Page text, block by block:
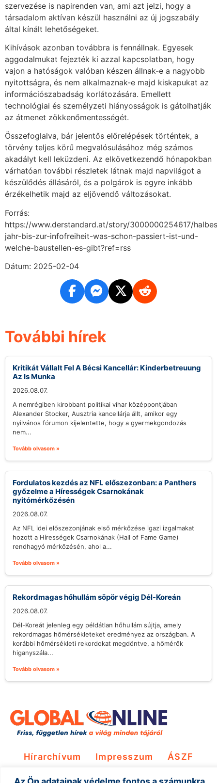
szervezése is napirenden van, ami azt jelzi, hogy a
társadalom aktívan készül használni az új jogszabály
által kínált lehetőségeket.
Kihívások azonban továbbra is fennállnak. Egyesek
aggodalmukat fejezték ki azzal kapcsolatban, hogy
vajon a hatóságok valóban készen állnak-e a nagyobb
nyitottságra, és nem alkalmaznak-e majd kiskapukat az
információszabadság korlátozására. Emellett
technológiai és személyzeti hiányosságok is gátolhatják
az átmenet zökkenőmentességét.
Összefoglalva, bár jelentős előrelépések történtek, a
törvény teljes körű megvalósulásához még számos
akadályt kell leküzdeni. Az elkövetkezendő hónapokban
várhatóan további részletek látnak majd napvilágot a
készülődés állásáról, és a polgárok is egyre inkább
érzékelhetik majd az eljövendő változásokat.
Forrás:
https://www.derstandard.at/story/3000000254617/
jahr-bis-zur-infofreiheit-was-schon-passiert-ist-und-
welche-baustellen-es-gibt?ref=rss
Dátum: 2025-02-04
További hírek
Kritikát Vállalt Fel A Bécsi Kancellár: Kinderbetreuung
Az Is Munka
2026.08.07.
A nemrégiben kirobbant politikai vihar középpontjában
Alexander Stocker, Ausztria kancellárja állt, amikor egy
nyilvános fórumon kijelentette, hogy a gyermekgondozás
nem...
Tovább olvasom »
Fordulatos kezdés az NFL előszezonban: a Panthers
győzelme a Hírességek Csarnokának
nyitómérkőzésén
2026.08.07.
Az NFL idei előszezonjának első mérkőzése igazi izgalmakat
hozott a Hírességek Csarnokának (Hall of Fame Game)
rendhagyó mérkőzésén, ahol a...
Tovább olvasom »
Rekordmagas hőhullám söpör végig Dél-Koreán
2026.08.07.
Dél-Koreát jelenleg egy példátlan hőhullám sújtja, amely
rekordmagas hőmérsékleteket eredményez az országban. A
korábbi hőmérsékleti rekordokat megdöntve, a hőmérők
higanyszála...
Tovább olvasom »
Hírarchívum Impresszum
ÁSZF